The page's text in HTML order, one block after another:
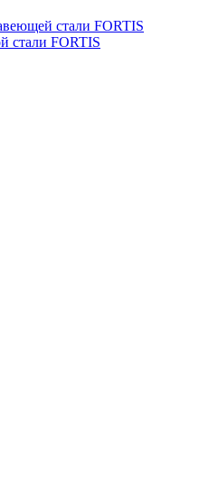
стали FORTIS
стали FORTIS